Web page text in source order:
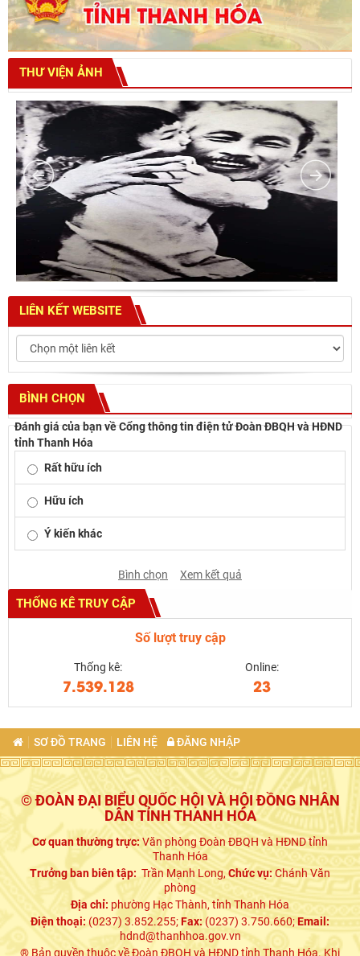
THƯ VIỆN ẢNH
LIÊN KẾT WEBSITE
BÌNH CHỌN
Đánh giá của bạn về Cổng thông tin điện tử Đoàn ĐBQH và HĐND
tỉnh Thanh Hóa
Rất hữu ích
Hữu ích
Ý kiến khác
Bình chọn Xem kết quả
THỐNG KÊ TRUY CẬP
Số lượt truy cập
Thống kê:
7.539.128
Online:
23
SƠ ĐỒ TRANG LIÊN HỆ ĐĂNG NHẬP
© ĐOÀN ĐẠI BIỂU QUỐC HỘI VÀ HỘI ĐỒNG NHÂN
DÂN TỈNH THANH HÓA
Cơ quan thường trực:Văn phòng Đoàn ĐBQH và HĐND tỉnh
Thanh Hóa
Trưởng ban biên tập: Trần Mạnh Long,Chức vụ:Chánh Văn
phòng
Địa chỉ: phường Hạc Thành, tỉnh Thanh Hóa
Điện thoại: (0237) 3.852.255;Fax:(0237) 3.750.660;Email:
hdnd@thanhhoa.gov.vn
® Bản quyền thuộc về Đoàn ĐBQH và HĐND tỉnh Thanh Hóa. Khi